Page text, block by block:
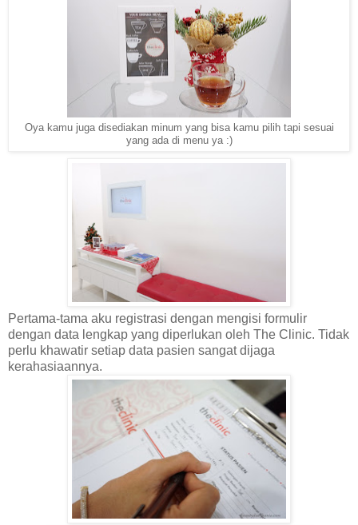
Oya kamu juga disediakan minum yang bisa kamu pilih tapi sesuai
yang ada di menu ya :)
Pertama-tama aku registrasi dengan mengisi formulir
dengan data lengkap yang diperlukan oleh The Clinic. Tidak
perlu khawatir setiap data pasien sangat dijaga
kerahasiaannya.